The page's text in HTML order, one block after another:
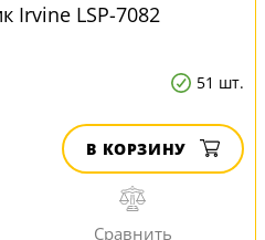
Irvine LSP-7082
51 шт.
В КОРЗИНУ